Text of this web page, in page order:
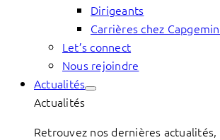
Dirigeants
Carrières chez
Let’s connect
Nous rejoindre
Actualités
Actualités
Retrouvez nos dernières